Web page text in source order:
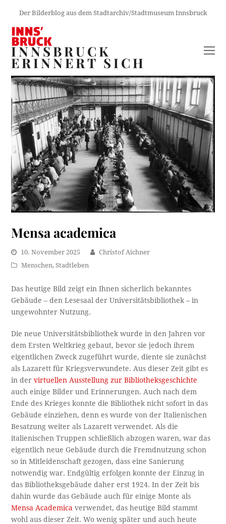
Der Bilderblog aus dem Stadtarchiv/Stadtmuseum Innsbruck
INNSBRUCK
ERINNERT SICH
Mensa academica
10. November 2025
Christof Aichner
Menschen,Stadtleben
Das heutige Bild zeigt ein Ihnen sicherlich bekanntes
Gebäude – den Lesesaal der Universitätsbibliothek – in
ungewohnter Nutzung.
Die neue Universitätsbibliothek wurde in den Jahren vor
dem Ersten Weltkrieg gebaut, bevor sie jedoch ihrem
eigentlichen Zweck zugeführt wurde, diente sie zunächst
als Lazarett für Kriegsverwundete. Aus dieser Zeit gibt es
in dervirtuellen Ausstellung zur Bibliotheksgeschichte
auch einige Bilder und Erinnerungen. Auch nach dem
Ende des Krieges konnte die Bibliothek nicht sofort in das
Gebäude einziehen, denn es wurde von der Italienischen
Besatzung weiter als Lazarett verwendet. Als die
italienischen Truppen schließlich abzogen waren, war das
eigentlich neue Gebäude durch die Fremdnutzung schon
so in Mitleidenschaft gezogen, dass eine Sanierung
notwendig war. Endgültig erfolgen konnte der Einzug in
das Bibliotheksgebäude daher erst 1924. In der Zeit bis
dahin wurde das Gebäude auch für einige Monte als
Mensa Academica verwendet, das heutige Bild stammt
wohl aus dieser Zeit. Wo wenig später und auch heute